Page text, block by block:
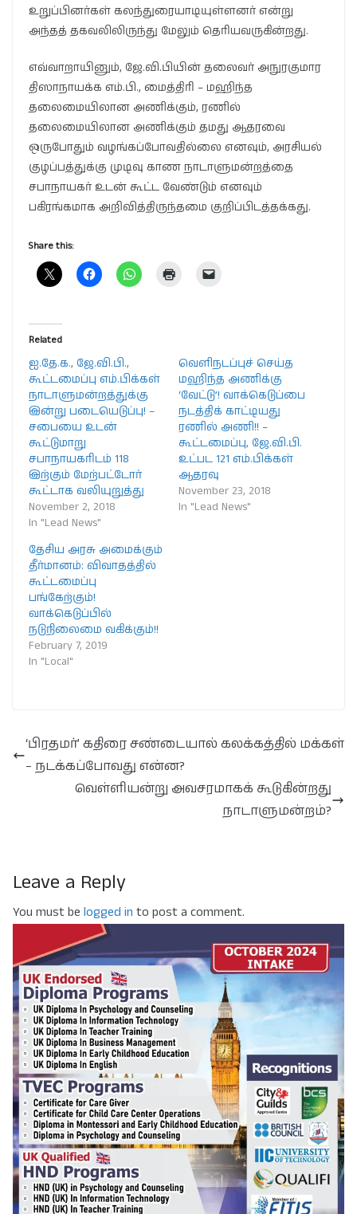
உறுப்பினர்கள் கலந்துரையாடியுள்ளனர் என்று
அந்தத் தகவலிலிருந்து மேலும் தெரியவருகின்றது.
எவ்வாறாயினும், ஜே.வி.பியின் தலைவர் அநுரகுமார
திஸாநாயக்க எம்.பி., மைத்திரி – மஹிந்த
தலைமையிலான அணிக்கும், ரணில்
தலைமையிலான அணிக்கும் தமது ஆதரவை
ஒருபோதும் வழங்கப்போவதில்லை எனவும், அரசியல்
குழப்பத்துக்கு முடிவு காண நாடாளுமன்றத்தை
சபாநாயகர் உடன் கூட்ட வேண்டும் எனவும்
பகிரங்கமாக அறிவித்திருந்தமை குறிப்பிடத்தக்கது.
Share this:
Related
ஐ.தே.க., ஜே.வி.பி.,
கூட்டமைப்பு எம்.பிக்கள்
நாடாளுமன்றத்துக்கு
இன்று படையெடுப்பு! –
சபையை உடன்
கூட்டுமாறு
சபாநாயகரிடம் 118
இற்கும் மேற்பட்டோர்
கூட்டாக வலியுறுத்து
November 2, 2018
In "Lead News"
வெளிநடப்புச் செய்த
மஹிந்த அணிக்கு
‘வேட்டு’! வாக்கெடுப்பை
நடத்திக் காட்டியது
ரணில் அணி!! –
கூட்டமைப்பு, ஜே.வி.பி.
உட்பட 121 எம்.பிக்கள்
ஆதரவு
November 23, 2018
In "Lead News"
தேசிய அரசு அமைக்கும்
தீர்மானம்: விவாதத்தில்
கூட்டமைப்பு
பங்கேற்கும்!
வாக்கெடுப்பில்
நடுநிலைமை வகிக்கும்!!
February 7, 2019
In "Local"
‘பிரதமர்’ கதிரை சண்டையால் கலக்கத்தில் மக்கள்
– நடக்கப்போவது என்ன?
வெள்ளியன்று அவசரமாகக் கூடுகின்றது
நாடாளுமன்றம்?
Leave a Reply
You must be logged in to post a comment.